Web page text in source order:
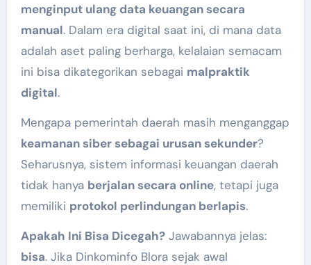
menginput ulang data keuangan secara
manual. Dalam era digital saat ini, di mana data
adalah aset paling berharga, kelalaian semacam
ini bisa dikategorikan sebagai malpraktik
digital.
Mengapa pemerintah daerah masih menganggap
keamanan siber sebagai urusan sekunder?
Seharusnya, sistem informasi keuangan daerah
tidak hanya berjalan secara online, tetapi juga
memiliki protokol perlindungan berlapis.
Apakah Ini Bisa Dicegah?Jawabannya jelas:
bisa. Jika Dinkominfo Blora sejak awal